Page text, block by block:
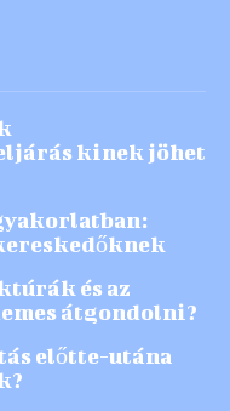
kinek jöhet
és az
átgondolni?
előtte-utána